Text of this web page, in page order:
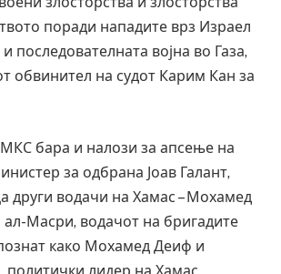
поради нападите врз Израел
последователната војна во Газа,
обвинител на судот Карим Кан за
бара и налози за апсење на
за одбрана Јоав Галант,
други водачи на Хамас – Мохамед
Масри, водачот на бригадите
како Мохамед Деиф и
политички лидер на Хамас.